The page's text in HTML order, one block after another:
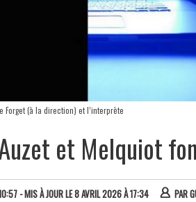
Forget (à la direction) et l’interprète
et Melquiot
- MIS À JOUR LE 8 AVRIL 2026 À 17:34 PAR